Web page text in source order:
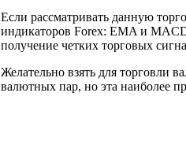
Если рассматривать данную
индикаторов Forex: EMA и
получение четких торговых
Желательно взять для торговли
валютных пар, но эта наиболее